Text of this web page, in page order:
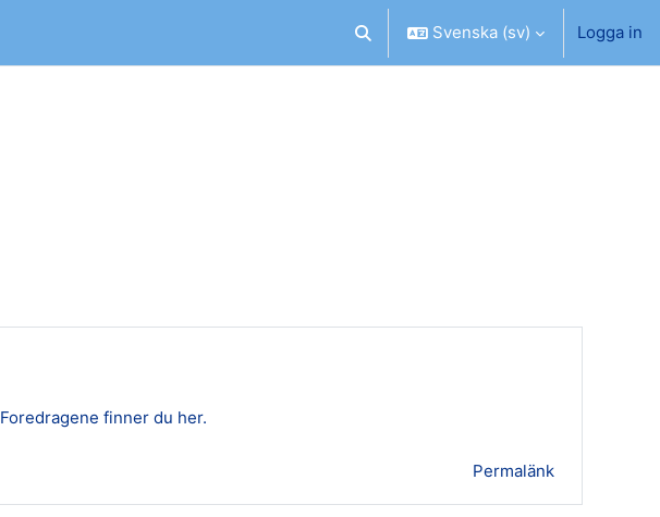
Växla sökinmatning
Svenska ‎(sv)‎ Logga in
Foredragene finner du her.
Permalänk